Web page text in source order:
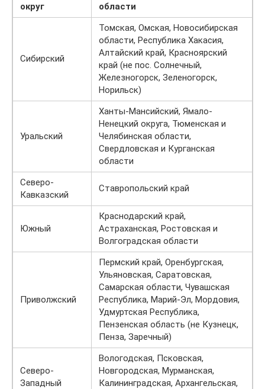
округ области
Сибирский
Томская, Омская, Новосибирская
области, Республика Хакасия,
Алтайский край, Красноярский
край (не пос. Солнечный,
Железногорск, Зеленогорск,
Норильск)
Уральский
Ханты-Мансийский, Ямало-
Ненецкий округа, Тюменская и
Челябинская области,
Свердловская и Курганская
области
Северо-
Кавказский
Ставропольский край
Южный
Краснодарский край,
Астраханская, Ростовская и
Волгоградская области
Приволжский
Пермский край, Оренбургская,
Ульяновская, Саратовская,
Самарская области, Чувашская
Республика, Марий-Эл, Мордовия,
Удмуртская Республика,
Пензенская область (не Кузнецк,
Пенза, Заречный)
Северо-
Западный
Вологодская, Псковская,
Новгородская, Мурманская,
Калининградская, Архангельская,